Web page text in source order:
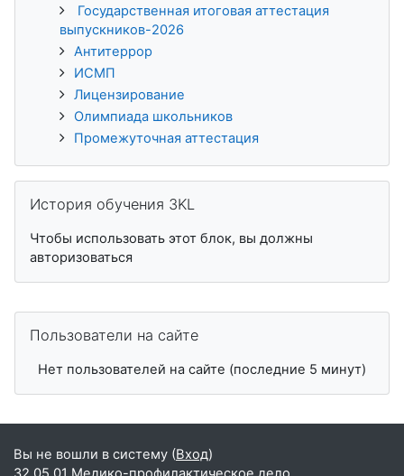
Государственная итоговая аттестация
выпускников-2026
Антитеррор
ИСМП
Лицензирование
Олимпиада школьников
Промежуточная аттестация
История обучения 3KL
Чтобы использовать этот блок, вы должны
авторизоваться
Пользователи на сайте
Нет пользователей на сайте (последние 5 минут)
Вы не вошли в систему (Вход)